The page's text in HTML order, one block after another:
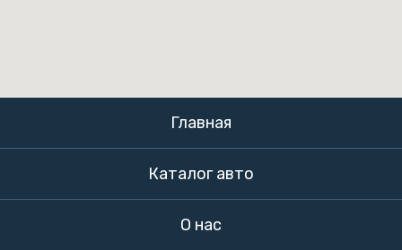
Главная
Каталог авто
О нас